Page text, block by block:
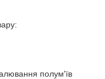
полум'їв